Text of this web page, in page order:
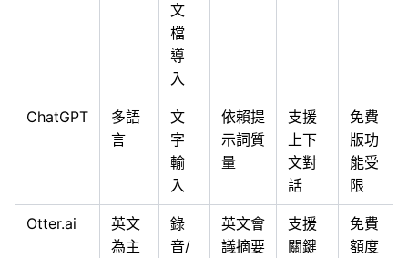
文
檔
導
入
ChatGPT
多語
言
文
字
輸
入
依賴提
示詞質
量
支援
上下
文對
話
免費
版功
能受
限
Otter.ai
英文
為主
錄
音/
英文會
議摘要
支援
關鍵
免費
額度